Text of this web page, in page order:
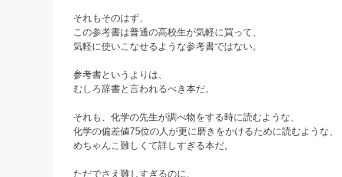
それもそのはず、
この参考書は普通の高校生が気軽に買って、
気軽に使いこなせるような参考書ではない。
参考書というよりは、
むしろ辞書と言われるべき本だ。
それも、化学の先生が調べ物をする時に読むような、
化学の偏差値75位の人が更に磨きをかけるために読むような、
めちゃんこ難しくて詳しすぎる本だ。
ただでさえ難しすぎるのに、